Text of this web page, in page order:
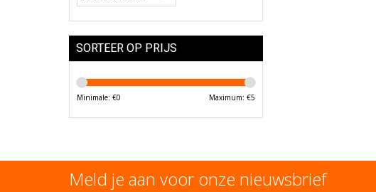
SORTEER OP PRIJS
Minimale: €0 Maximum: €5
Meld je aan voor onze nieuwsbrief